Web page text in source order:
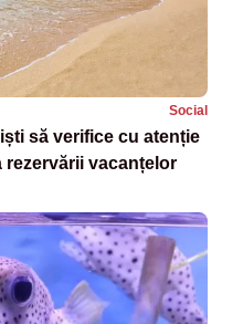
Social
să verifice cu atenție
rezervării vacanțelor